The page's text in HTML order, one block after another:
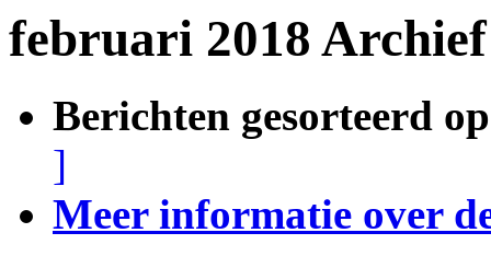
februari 2018
Berichten gesorteerd
]
Meer informatie over